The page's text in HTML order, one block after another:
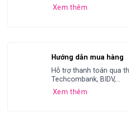
Xem thêm
Hướng dẫn mua hàng
Hỗ trợ thanh toán qua
Techcombank, BIDV,...
Xem thêm